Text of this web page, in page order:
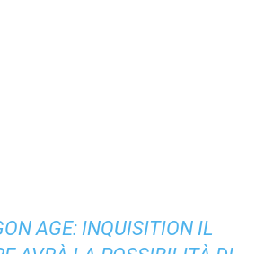
AGE: INQUISITION IL